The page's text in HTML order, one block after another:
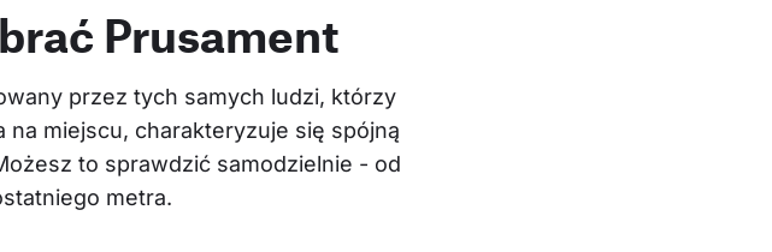
Prusament
przez tych samych ludzi, którzy
miejscu, charakteryzuje się spójną
to sprawdzić samodzielnie - od
metra.